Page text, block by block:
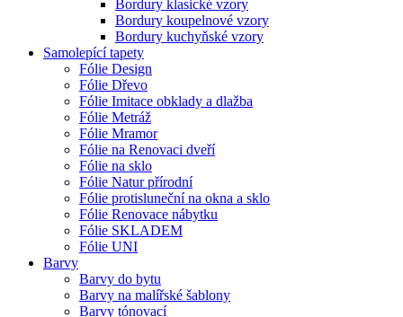
Bordury klasické vzory
Bordury koupelnové vzory
Bordury kuchyňské vzory
Samolepící tapety
Fólie Design
Fólie Dřevo
Fólie Imitace obklady a dlažba
Fólie Metráž
Fólie Mramor
Fólie na Renovaci dveří
Fólie na sklo
Fólie Natur přírodní
Fólie protisluneční na okna a sklo
Fólie Renovace nábytku
Fólie SKLADEM
Fólie UNI
Barvy
Barvy do bytu
Barvy na malířské šablony
Barvy tónovací